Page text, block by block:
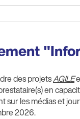
des projetsAGILE
en
sur les médias et
2026.